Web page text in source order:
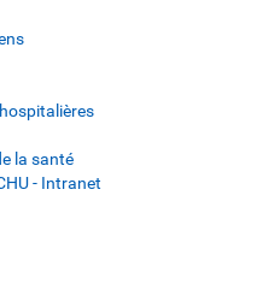
la santé
- Intranet